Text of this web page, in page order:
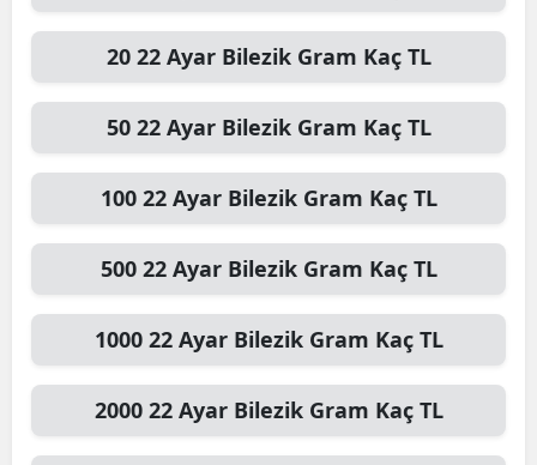
20 22 Ayar Bilezik Gram Kaç TL
50 22 Ayar Bilezik Gram Kaç TL
100 22 Ayar Bilezik Gram Kaç TL
500 22 Ayar Bilezik Gram Kaç TL
1000 22 Ayar Bilezik Gram Kaç TL
2000 22 Ayar Bilezik Gram Kaç TL